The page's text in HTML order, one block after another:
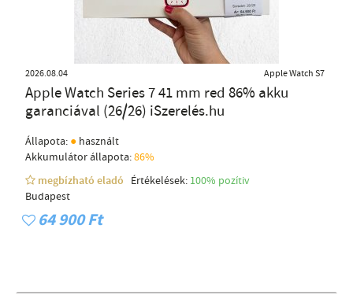
2026.08.04 Apple Watch S7
Apple Watch Series 7 41 mm red 86% akku
garanciával (26/26) iSzerelés.hu
Állapota: ● használt
Akkumulátor állapota:86%
megbízható eladó
Értékelések: 100% pozítiv
Budapest
64 900 Ft